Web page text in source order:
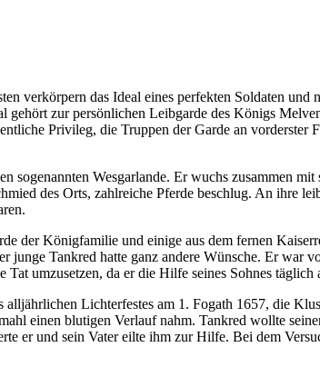
verkörpern das Ideal eines perfekten Soldaten und
zur persönlichen Leibgarde des Königs
Privileg, die Truppen der Garde an
Wesgarlande. Er wuchs zusammen
des Orts, zahlreiche Pferde beschlug. An ihre
der Königfamilie und einige aus dem fernen
junge Tankred hatte ganz andere Wünsche. Er war
umzusetzen, da er die Hilfe seines Sohnes
Lichterfestes am 1. Fogath 1657, die
einen blutigen Verlauf nahm. Tankred wollte
er und sein Vater eilte ihm zur Hilfe. Bei dem